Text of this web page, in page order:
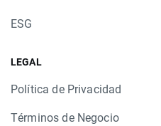
ESG
LEGAL
Política de Privacidad
Términos de Negocio